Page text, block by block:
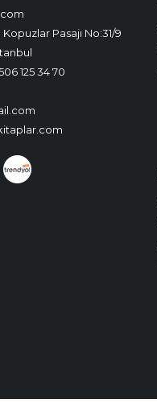
Pasajı No:31/9
125 34 70